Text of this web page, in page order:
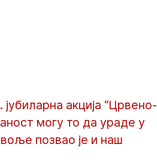
акција “Црвено-
могу то да ураде у
позвао је и наш